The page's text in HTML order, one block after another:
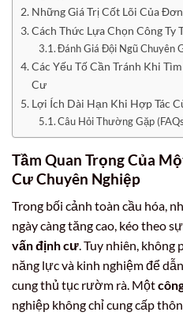
Những Giá Trị Cốt Lõi Của
Cách Thức Lựa Chọn Công
Đánh Giá Đội Ngũ Chuyên
Các Yếu Tố Cần Tránh Khi
Cư
Lợi Ích Dài Hạn Khi Hợp Tác
Câu Hỏi Thường Gặp
Tầm Quan Trọng Của
CưChuyên Nghiệp
Trong bối cảnh toàn cầu hóa,
ngày càng tăng cao, kéo theo
vấn định cư. Tuy nhiên, không
năng lực và kinh nghiệm để
cung thủ tục rườm rà. Một
nghiệp không chỉ cung cấp